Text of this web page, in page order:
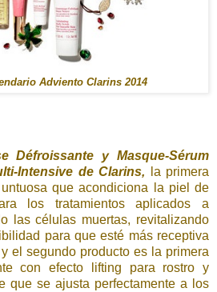
Adviento Clarins 2014
Défroissante y Masque-Sérum
Intensive de Clarins, la primera
que acondiciona la piel de
los tratamientos aplicados a
las células muertas, revitalizando
para que esté más receptiva
el segundo producto es la primera
con efecto lifting para rostro y
que se ajusta perfectamente a los